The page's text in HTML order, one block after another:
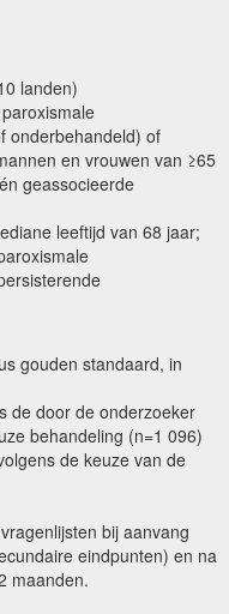
landen)
onderbehandeld) of
en vrouwen van ≥65
geassocieerde
leeftijd van 68 jaar;
gouden standaard, in
de door de onderzoeker
behandeling (n=1 096)
de keuze van de
bij aanvang
eindpunten) en na
maanden.